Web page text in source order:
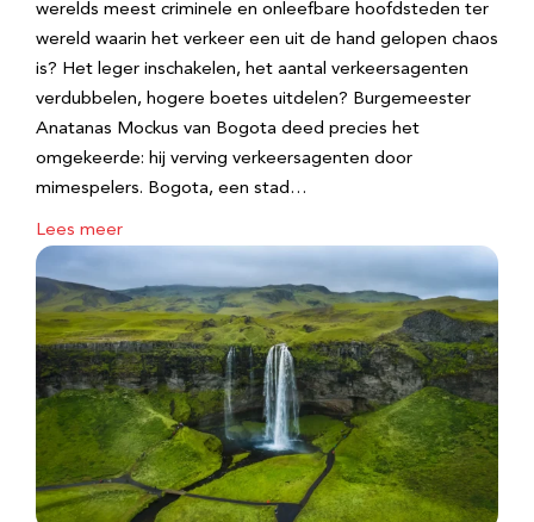
werelds meest criminele en onleefbare hoofdsteden ter
wereld waarin het verkeer een uit de hand gelopen chaos
is? Het leger inschakelen, het aantal verkeersagenten
verdubbelen, hogere boetes uitdelen? Burgemeester
Anatanas Mockus van Bogota deed precies het
omgekeerde: hij verving verkeersagenten door
mimespelers. Bogota, een stad…
Lees meer